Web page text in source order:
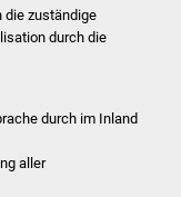
Jugend
die zuständige
durch die
durch im Inland
aller